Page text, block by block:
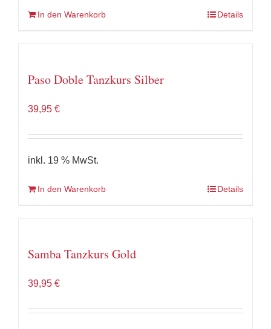
In den Warenkorb Details
Paso Doble Tanzkurs Silber
39,95 €
inkl. 19 % MwSt.
In den Warenkorb Details
Samba Tanzkurs Gold
39,95 €